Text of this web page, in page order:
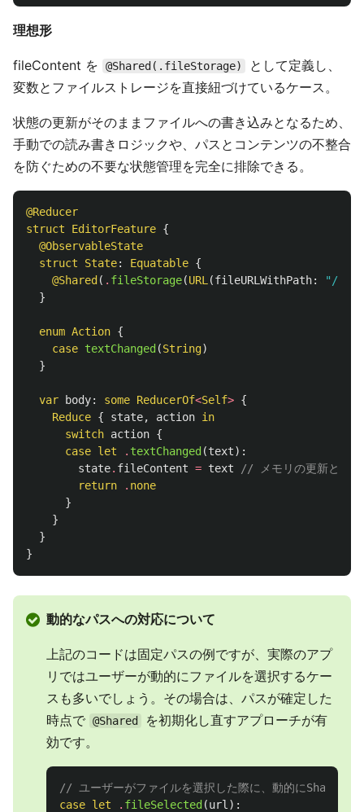
理想形
fileContent を @Shared(.fileStorage)
として定義し、
変数とファイルストレージを直接紐づけているケース。
状態の更新がそのままファイルへの書き込みとなるため、
手動での読み書きロジックや、パスとコンテンツの不整合
を防ぐための不要な状態管理を完全に排除できる。
@Reducer
struct
EditorFeature {
@ObservableState
struct
State: Equatable {
@Shared ( . fileStorage(URL (fileURLWithPath:
"/
}
enum Action {
case textChanged (String)
}
var body: some ReducerOf<Self> {
Reduce { state, action in
switch action {
case let . textChanged (text):
state. fileContent = text
// メモリの更新と同時
return
. none
}
}
}
}
動的なパスへの対応について
上記のコードは固定パスの例ですが、実際のアプ
リではユーザーが動的にファイルを選択するケー
スも多いでしょう。その場合は、パスが確定した
時点で @Shared
を初期化し直すアプローチが有
効です。
// ユーザーがファイルを選択した際に、動的にSharedを
case let . fileSelected (url ):